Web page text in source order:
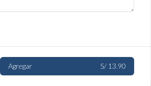
S/ 11.90
Configuración de cookies Aceptar
Agregar S/ 13.90